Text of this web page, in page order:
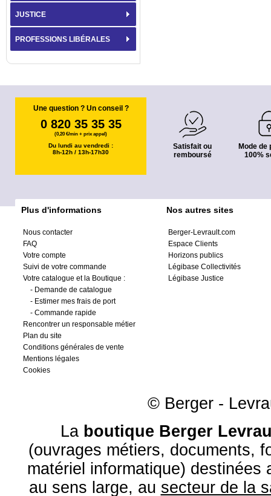
JUSTICE
PROFESSIONS LIBÉRALES
Une question ? Un conseil ?
0 820 35 35 35
(0,20 €/min + prix appel)
Du lundi au vendredi :
8h-12h / 13h-17h30
Satisfait ou
remboursé
Mode de
100%
Plus d'informations
Nous contacter
FAQ
Votre compte
Suivi de votre commande
Votre catalogue et la Boutique :
- Demande de catalogue
- Estimer mes frais de port
- Commande rapide
Rencontrer un responsable métier
Plan du site
Conditions générales de vente
Mentions légales
Cookies
Nos autres sites
Berger-Levrault.com
Espace Clients
Horizons publics
Légibase Collectivités
Légibase Justice
© Berger -
La boutique Berger
(ouvrages métiers, documents,
matériel informatique) destinées
au sens large, au secteur de la